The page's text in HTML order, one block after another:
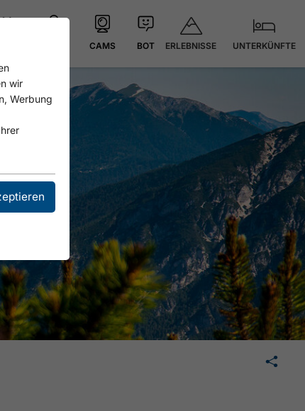
CAMS BOT ERLEBNISSE UNTERKÜNFTE
🛄
wir
Werbung